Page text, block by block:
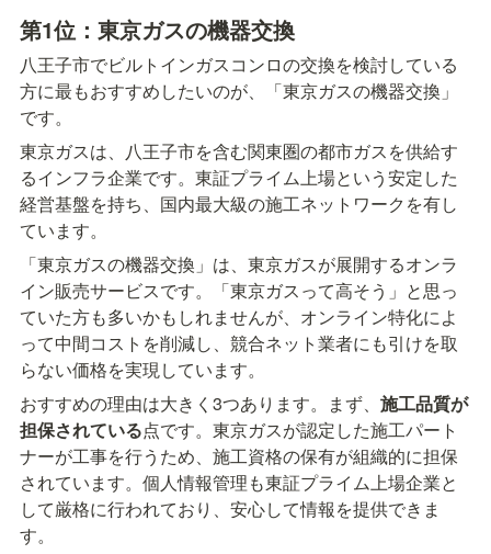
第1位：東京ガスの機器交換
八王子市でビルトインガスコンロの交換を検討している
方に最もおすすめしたいのが、「東京ガスの機器交換」
です。
東京ガスは、八王子市を含む関東圏の都市ガスを供給す
るインフラ企業です。東証プライム上場という安定した
経営基盤を持ち、国内最大級の施工ネットワークを有し
ています。
「東京ガスの機器交換」は、東京ガスが展開するオンラ
イン販売サービスです。「東京ガスって高そう」と思っ
ていた方も多いかもしれませんが、オンライン特化によ
って中間コストを削減し、競合ネット業者にも引けを取
らない価格を実現しています。
おすすめの理由は大きく3つあります。まず、 施工品質が
担保されている点です。東京ガスが認定した施工パート
ナーが工事を行うため、施工資格の保有が組織的に担保
されています。個人情報管理も東証プライム上場企業と
して厳格に行われており、安心して情報を提供できま
す。